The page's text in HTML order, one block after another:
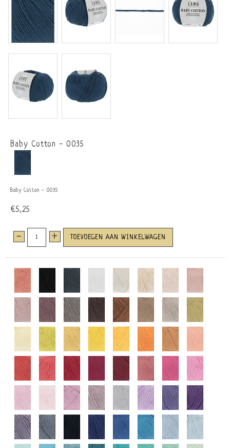
Baby Cotton - 0035
Baby Cotton - 0035
€5,25
- + TOEVOEGEN AAN WINKELWAGEN